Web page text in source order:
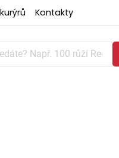
Kontakty